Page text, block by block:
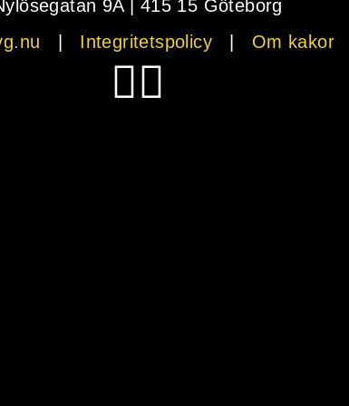
9A | 415 15 Göteborg
Integritetspolicy Om kakor